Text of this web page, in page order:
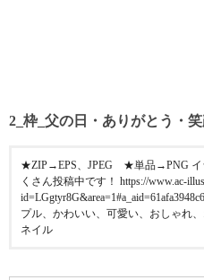
2_枠_父の日・ありがとう・
★ZIP→EPS、JPEG ★単品→PNG イ
くさん投稿中です！ https://www.ac-
プル、かわいい、可愛い、おしゃれ
ネイル